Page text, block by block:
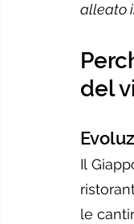
alleato
del
Il
le